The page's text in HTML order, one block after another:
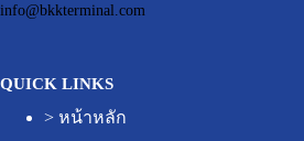
info@bkkterminal.com
QUICK LINKS
> หน้าหลัก